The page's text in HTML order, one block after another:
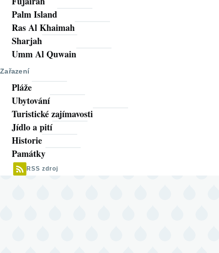
Palm Island
Ras Al Khaimah
Sharjah
Umm Al Quwain
Zařazení
Pláže
Ubytování
Turistické zajímavosti
Jídlo a pití
Historie
Památky
RSS zdroj